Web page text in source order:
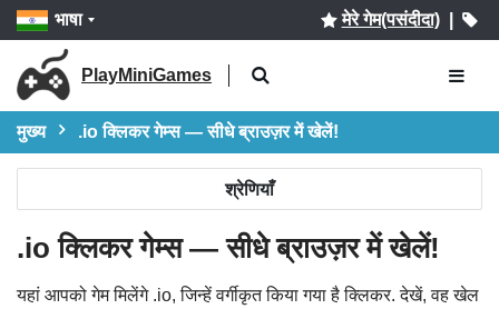
भाषा मेरे गेम(पसंदीदा)|
PlayMiniGames
मुख्य .io क्लिकर गेम्स — सीधे ब्राउज़र में खेलें!
श्रेणियाँ
.io क्लिकर गेम्स — सीधे ब्राउज़र में खेलें!
यहां आपको गेम मिलेंगे .io, जिन्हें वर्गीकृत किया गया है क्लिकर. देखें, वह खेल